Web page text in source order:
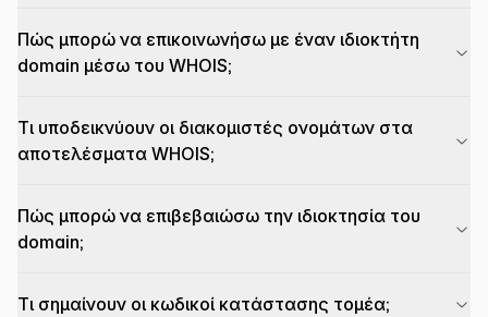
Πώς μπορώ να επικοινωνήσω με έναν ιδιοκτήτη
domain μέσω του WHOIS;
Τι υποδεικνύουν οι διακομιστές ονομάτων στα
αποτελέσματα WHOIS;
Πώς μπορώ να επιβεβαιώσω την ιδιοκτησία του
domain;
Τι σημαίνουν οι κωδικοί κατάστασης τομέα;